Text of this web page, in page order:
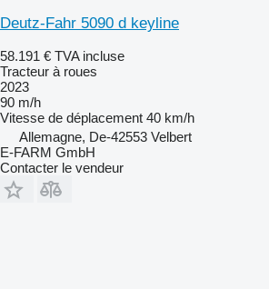
Deutz-Fahr 5090 d keyline
58.191 € TVA incluse
Tracteur à roues
2023
90 m/h
Vitesse de déplacement 40 km/h
Allemagne, De-42553 Velbert
E-FARM GmbH
Contacter le vendeur